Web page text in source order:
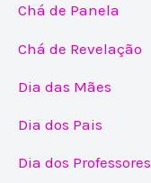
Chá de Panela
Chá de Revelação
Dia das Mães
Dia dos Pais
Dia dos Professores